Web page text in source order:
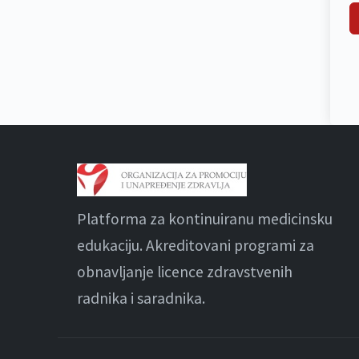
Platforma za kontinuiranu medicinsku
edukaciju. Akreditovani programi za
obnavljanje licence zdravstvenih
radnika i saradnika.